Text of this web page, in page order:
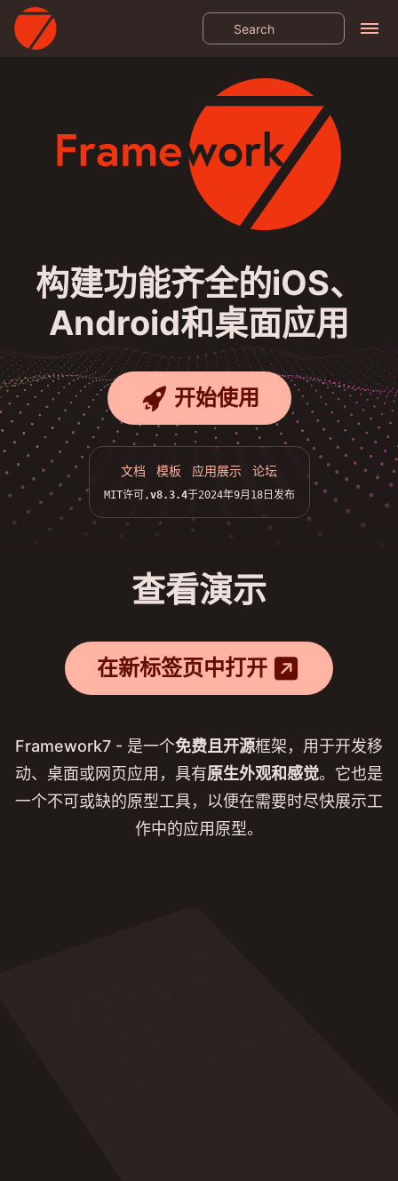
构建功能齐全的iOS、
Android和桌面应用
rocket_fill 开始使用
文档 模板 应用展示 论坛
MIT许可,v8.3.4于2024年9月18日发布
查看演示
在新标签页中打开 arrow_up_right_square_fill
Framework7 - 是一个免费且开源框架，用于开发移
动、桌面或网页应用，具有原生外观和感觉。它也是
一个不可或缺的原型工具，以便在需要时尽快展示工
作中的应用原型。